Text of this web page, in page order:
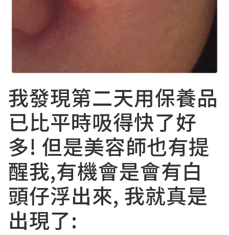
我發現第二天用保養品
已比平時吸得快了好
多! 但是美容師也有提
醒我,有機會是會有白
頭仔浮出來, 我就真是
出現了: